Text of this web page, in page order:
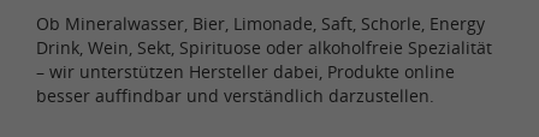
Ob Mineralwasser, Bier, Limonade, Saft, Schorle, Energy
Drink, Wein, Sekt, Spirituose oder alkoholfreie Spezialität
– wir unterstützen Hersteller dabei, Produkte online
besser auffindbar und verständlich darzustellen.